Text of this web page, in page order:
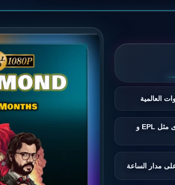
العالمية
أحداث عالمية كبرى مثل EPL و
مدار الساعة